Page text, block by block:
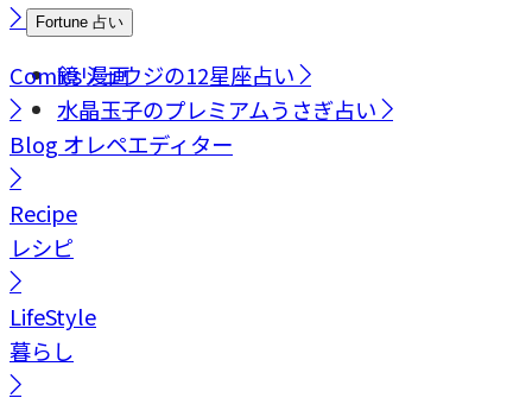
Fortune 占い
鏡リュウジの12星座占い
水晶玉子のプレミアムうさぎ占い
Comics漫画
Blog オレペエディター
Recipe
レシピ
LifeStyle
暮らし